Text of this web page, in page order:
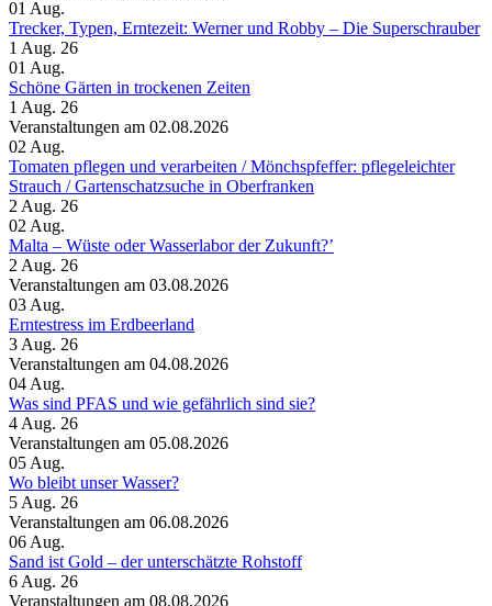
01 Aug.
Trecker, Typen, Erntezeit: Werner und Robby – Die Superschrauber
1 Aug. 26
01 Aug.
Schöne Gärten in trockenen Zeiten
1 Aug. 26
Veranstaltungen am 02.08.2026
02 Aug.
Tomaten pflegen und verarbeiten /​ Mönchspfeffer: pflegeleichter
Strauch /​ Gartenschatzsuche in Oberfranken
2 Aug. 26
02 Aug.
Malta – Wüste oder Wasserlabor der Zukunft?’
2 Aug. 26
Veranstaltungen am 03.08.2026
03 Aug.
Erntestress im Erdbeerland
3 Aug. 26
Veranstaltungen am 04.08.2026
04 Aug.
Was sind PFAS und wie gefährlich sind sie?
4 Aug. 26
Veranstaltungen am 05.08.2026
05 Aug.
Wo bleibt unser Wasser?
5 Aug. 26
Veranstaltungen am 06.08.2026
06 Aug.
Sand ist Gold – der unterschätzte Rohstoff
6 Aug. 26
Veranstaltungen am 08.08.2026